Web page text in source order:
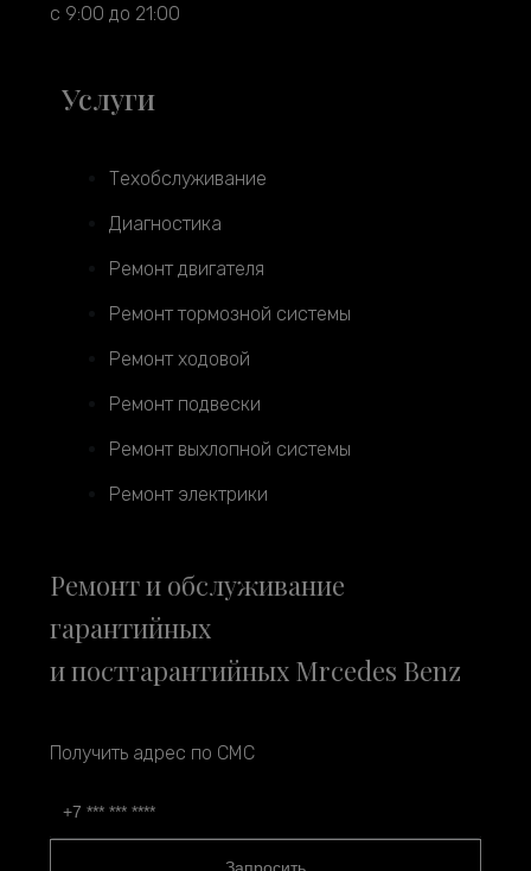
с 9:00 до 21:00
Услуги
Техобслуживание
Диагностика
Ремонт двигателя
Ремонт тормозной системы
Ремонт ходовой
Ремонт подвески
Ремонт выхлопной системы
Ремонт электрики
Ремонт и обслуживание
гарантийных
и постгарантийных Mrcedes Benz
Получить адрес по СМС
Запросить